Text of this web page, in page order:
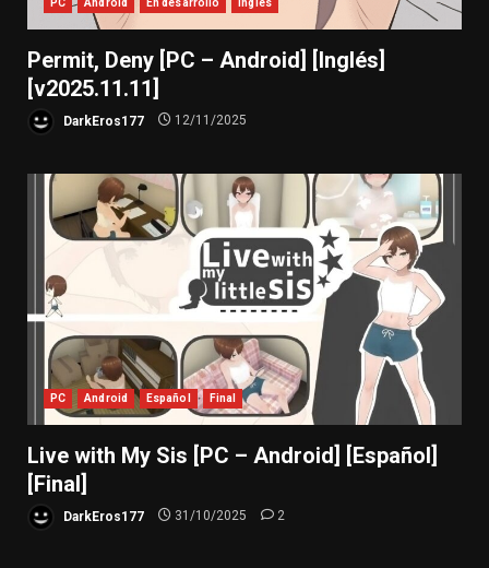
PC Android En desarrollo Inglés
Permit, Deny [PC – Android] [Inglés]
[v2025.11.11]
DarkEros177 12/11/2025
PC Android Español Final
Live with My Sis [PC – Android] [Español]
[Final]
DarkEros177 31/10/2025 2